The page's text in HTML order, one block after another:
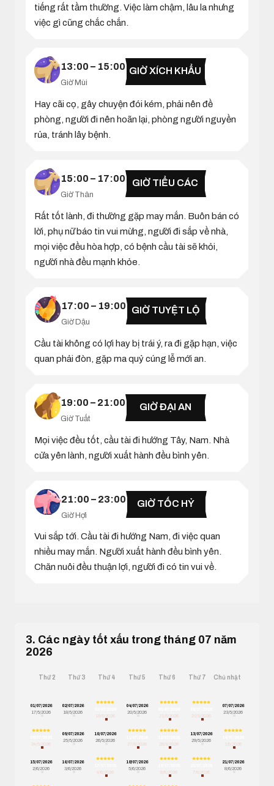
tiếng rất tầm thường. Việc làm chậm, lâu la nhưng
việc gì cũng chắc chắn.
13:00 – 15:00
Giờ Mùi
GIỜ XÍCH KHẨU
Hay cãi cọ, gây chuyện đói kém, phải nên đề
phòng, người đi nên hoãn lại, phòng người nguyền
rủa, tránh lây bệnh.
15:00 – 17:00
Giờ Thân
GIỜ TIỂU CÁC
Rất tốt lành, đi thường gặp may mắn. Buôn bán có
lời, phụ nữ báo tin vui mừng, người đi sắp về nhà,
mọi việc đều hòa hợp, có bệnh cầu tài sẽ khỏi,
người nhà đều mạnh khỏe.
17:00 – 19:00
Giờ Dậu
GIỜ TUYỆT LỘ
Cầu tài không có lợi hay bị trái ý, ra đi gặp hạn, việc
quan phải đòn, gặp ma quỷ cúng lễ mới an.
19:00 – 21:00
Giờ Tuất
GIỜ ĐẠI AN
Mọi việc đều tốt, cầu tài đi hướng Tây, Nam. Nhà
cửa yên lành, người xuất hành đều bình yên.
21:00 – 23:00
Giờ Hợi
GIỜ TỐC HỶ
Vui sắp tới. Cầu tài đi hướng Nam, đi việc quan
nhiều may mắn. Người xuất hành đều bình yên.
Chăn nuôi đều thuận lợi, người đi có tin vui về.
3. Các ngày tốt xấu trong tháng 07 năm
2026
Thứ 2 Thứ 3 Thứ 4 Thứ 5 Thứ 6 Thứ 7 Chủ nhật
01/07/2026
17/5/2026
02/07/2026
18/5/2026
19/5/2026
04/07/2026
20/5/2026
21/5/2026
22/5/2026
07/07/2026
23/5/2026
24/5/2026
09/07/2026
25/5/2026
10/07/2026
26/5/2026
27/5/2026
28/5/2026
13/07/2026
29/5/2026
1/6/2026
15/07/2026
2/6/2026
16/07/2026
3/6/2026
4/6/2026
18/07/2026
5/6/2026
6/6/2026
7/6/2026
21/07/2026
8/6/2026